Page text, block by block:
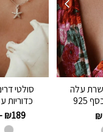
עלה
925
₪
סולטי
כדוריות
₪189